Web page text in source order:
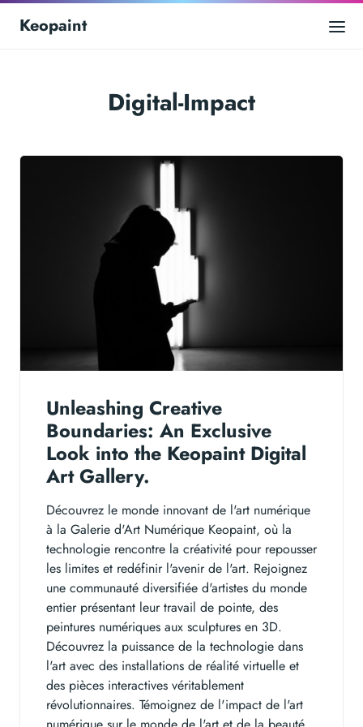
Keopaint
Digital-Impact
Unleashing Creative
Boundaries: An Exclusive
Look into the Keopaint Digital
Art Gallery.
Découvrez le monde innovant de l'art numérique
à la Galerie d'Art Numérique Keopaint, où la
technologie rencontre la créativité pour repousser
les limites et redéfinir l'avenir de l'art. Rejoignez
une communauté diversifiée d'artistes du monde
entier présentant leur travail de pointe, des
peintures numériques aux sculptures en 3D.
Découvrez la puissance de la technologie dans
l'art avec des installations de réalité virtuelle et
des pièces interactives véritablement
révolutionnaires. Témoignez de l'impact de l'art